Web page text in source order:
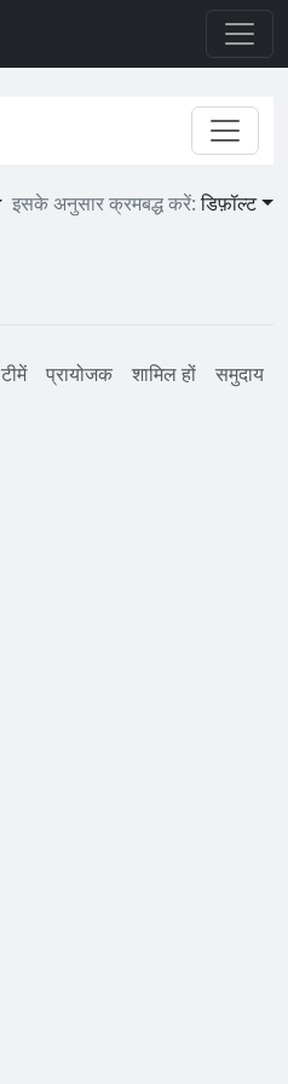
इसके अनुसार क्रमबद्ध करें:डिफ़ॉल्ट
टीमें प्रायोजक शामिल हों समुदाय